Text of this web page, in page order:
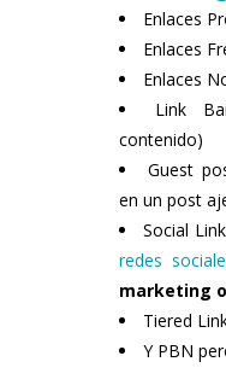
Enlaces
Enlaces
Enlaces
Link
contenido)
Guest
en un post
Social
redes
marketing
Tiered
Y PBN